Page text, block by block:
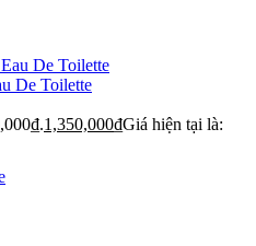
De Toilette
1,350,000₫Giá hiện tại là: